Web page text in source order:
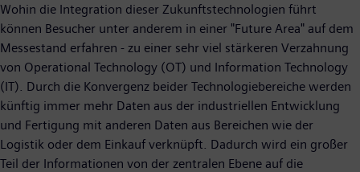
Wohin die Integration dieser Zukunftstechnologien führt
können Besucher unter anderem in einer "Future Area" auf dem
Messestand erfahren - zu einer sehr viel stärkeren Verzahnung
von Operational Technology (OT) und Information Technology
(IT). Durch die Konvergenz beider Technologiebereiche werden
künftig immer mehr Daten aus der industriellen Entwicklung
und Fertigung mit anderen Daten aus Bereichen wie der
Logistik oder dem Einkauf verknüpft. Dadurch wird ein großer
Teil der Informationen von der zentralen Ebene auf die